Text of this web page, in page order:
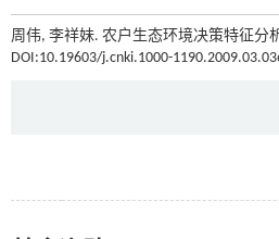
周伟, 李祥妹. 农户生态环境决策特征
DOI:10.19603/j.cnki.1000-